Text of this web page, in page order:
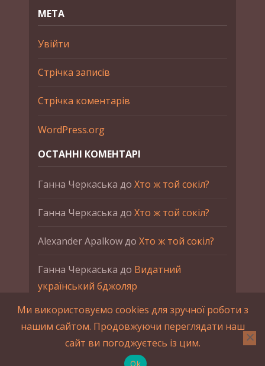
МЕТА
Увійти
Стрічка записів
Стрічка коментарів
WordPress.org
ОСТАННІ КОМЕНТАРІ
Ганна Черкаська до Хто ж той сокіл?
Ганна Черкаська до Хто ж той сокіл?
Alexander Apalkowдо Хто ж той сокіл?
Ганна Черкаська до Видатний
український бджоляр
Ганна ЧеркаськадоПетро Франко
2015-2023 © UAHistory Всі права застережено.
При використанні матеріалів сайта обов'язкове
Ми використовуємо cookies для зручної роботи з
нашим сайтом. Продовжуючи переглядати наш
сайт ви погоджуєтесь із цим.
Ok